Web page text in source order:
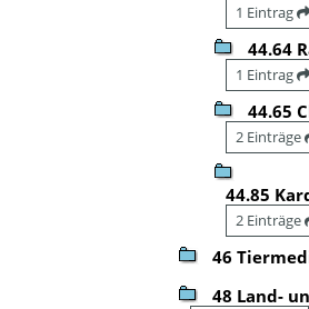
1 Eintrag
44.64
1 Eintrag
44.65
2 Einträge
44.85
2 Einträge
46
48 Land-